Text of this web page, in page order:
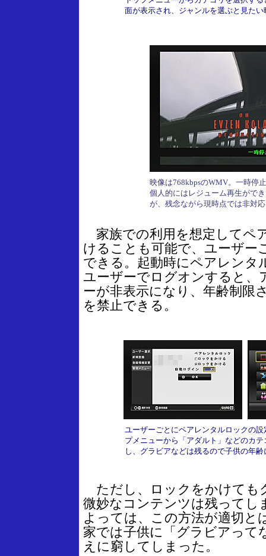
面が表示され、ジャンルを選ぶと見た
映像は768kbpsのWMV。一時停
個人的にはレジューム再生がで
が、残念ながら現時点では非対応
家族での利用を想定してペ
けることも可能で、ユーザー
できる。起動時にペアレンタ
ユーザーでログオンすると、
ーが非表示になり、年齢制限
を禁止できる。
ユーザーごとにペアレンタルロックの
プメニューから「アダルト」などのカ
し、グラビアなどは残るので子供の年
ただし、ロックをかけても
微妙なコンテンツは残ってし
よっては、この方法が適切と
家では子供に「グラビアって
えに窮してしまった。